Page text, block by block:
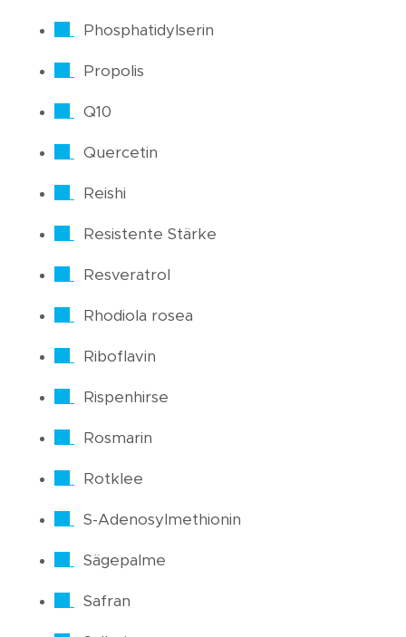
Phosphatidylserin
Propolis
Q10
Quercetin
Reishi
Resistente Stärke
Resveratrol
Rhodiola rosea
Riboflavin
Rispenhirse
Rosmarin
Rotklee
S-Adenosylmethionin
Sägepalme
Safran